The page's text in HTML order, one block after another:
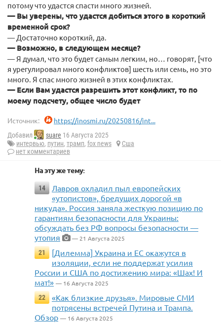
потому что удастся спасти много жизней.
— Вы уверены, что удастся добиться этого в короткий
временной срок?
— Достаточно короткий, да.
— Возможно, в следующем месяце?
— Я думал, что это будет самым легким, но… говорят, [что
я урегулировал много конфликтов] шесть или семь, но это
много. Я спас много жизней в этих конфликтах.
— Если Вам удастся разрешить этот конфликт, то по
моему подсчету, общее число будет
Источник: https://inosmi.ru/20250816/int...
Добавил suare 16 Августа 2025
интервью, путин, трамп, fox news
Сша
нет комментариев
На эту же тему:
14
Лавров охладил пыл европейских
«утопистов», бредущих дорогой «в
никуда». Россия заняла жесткую позицию по
гарантиям безопасности для Украины:
обсуждать без РФ вопросы безопасности —
утопия
— 21 Августа 2025
21
[Дилемма] Украина и ЕС окажутся в
изоляции, если не поддержат усилия
России и США по достижению мира: «Шах! И
мат!» — 16 Августа 2025
22
«Как близкие друзья». Мировые СМИ
потрясены встречей Путина и Трампа.
Обзор — 16 Августа 2025